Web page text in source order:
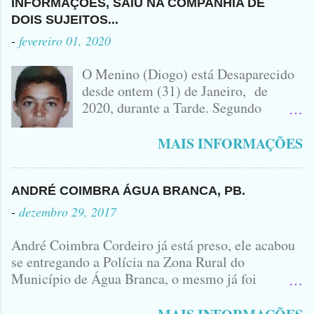
ACIDENTE EM QUE ZÉ DO RÁDIO
PERDEU A VIDA.... FOTO
IDOMINIS FIDELIS FOTO
IDOMINIS FIDELIS VEÍCULO
ENVOLVIDO NO ACIDENTE UMA
MONTANA NA FOTO VOCÊS
PODEM OBSERVAR QUE TODAS...
DOIS SUJEITOS...
- fevereiro 01, 2020
O Menino (Diogo) está Desaparecido
desde ontem (31) de Janeiro, de
2020, durante a Tarde. Segundo
Bairro Jardim Karlota, aqui em
Companhia de dois Elementos. [83]9
98356406 - Se você souber de alguma
Informação, favor avisar através deste
Luciana, ela tá Desesperada.
MAIS INFORMAÇÕES
ANDRÉ COIMBRA ÁGUA BRANCA, PB.
- dezembro 29, 2017
André Coimbra Cordeiro já está preso, ele acabou
se entregando a Polícia na Zona Rural do
Município de Água Branca, o mesmo já foi